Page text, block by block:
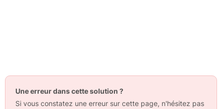
Une erreur dans cette solution ?
Si vous constatez une erreur sur cette page, n'hésitez pas